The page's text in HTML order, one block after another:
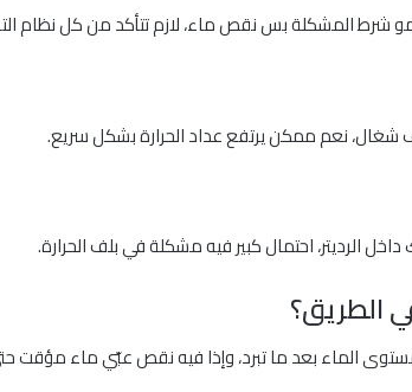
شرط المشكلة بس نقص ماء، لازم تتأكد من كل نظام
شغال، نعم ممكن يرتفع عداد الحرارة بشكل سريع.
الرديتر، احتمال كبير فيه مشكلة في بلف الحرارة.
الطريق؟
الماء بعد ما تبرد، وإذا فيه نقص عبّي ماء مؤقت